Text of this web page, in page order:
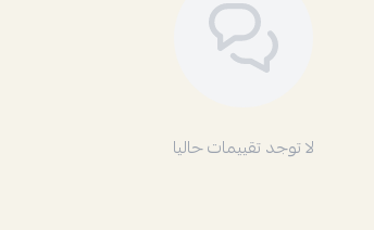
لا توجد تقييمات حاليا